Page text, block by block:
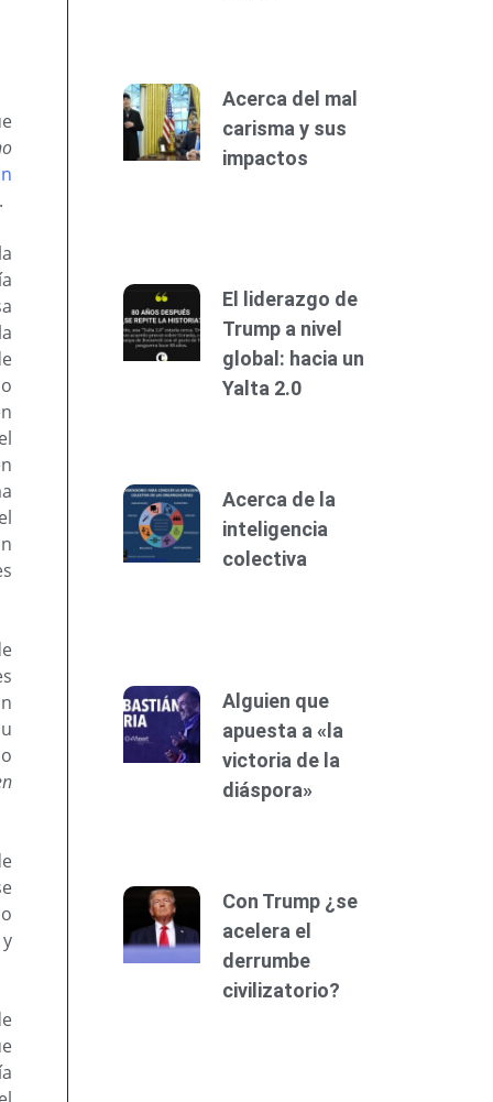
Acerca del mal
carisma y sus
impactos
El liderazgo de
Trump a nivel
global: hacia un
Yalta 2.0
Acerca de la
inteligencia
colectiva
Alguien que
apuesta a «la
victoria de la
diáspora»
Con Trump ¿se
acelera el
derrumbe
civilizatorio?